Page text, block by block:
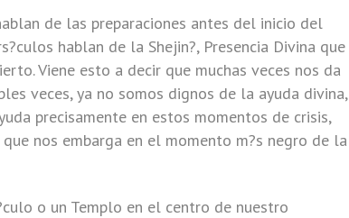
de las preparaciones antes del inicio del
hablan de la Shejin?, Presencia Divina que
Viene esto a decir que muchas veces nos da
veces, ya no somos dignos de la ayuda divina,
precisamente en estos momentos de crisis,
nos embarga en el momento m?s negro de la
o un Templo en el centro de nuestro